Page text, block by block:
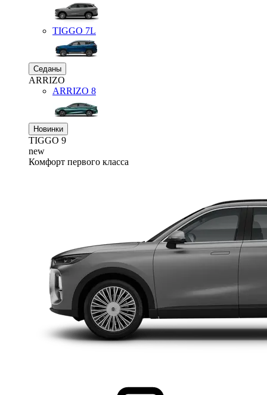
TIGGO 7L
Седаны
ARRIZO
ARRIZO 8
Новинки
TIGGO 9
new
Комфорт первого класса